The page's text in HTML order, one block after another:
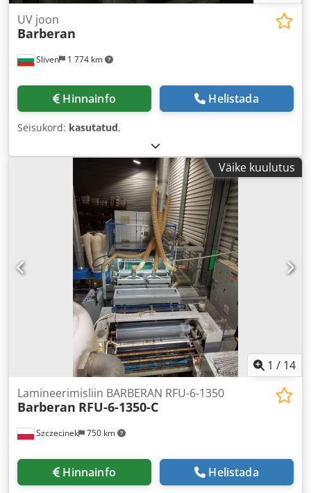
Sliven 1 774 km
UV joon
Barberan
Hinnainfo Helistada
Seisukord: kasutatud,
Väike kuulutus
1 / 14
Szczecinek 750 km
Lamineerimisliin BARBERAN RFU-6-1350
Barberan RFU-6-1350-C
Hinnainfo Helistada